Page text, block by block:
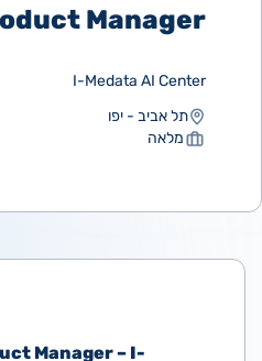
Manager
I-Medata AI Center
תל אביב - יפו
מלאה
Manager – I-